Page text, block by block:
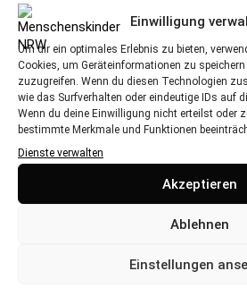
Einwilligung
Um dir ein optimales Erlebnis zu bieten,
Cookies, um Geräteinformationen zu
zuzugreifen. Wenn du diesen Technologien
wie das Surfverhalten oder eindeutige IDs auf
Wenn du deine Einwilligung nicht erteilst oder
bestimmte Merkmale und Funktionen
Dienste verwalten
Akzeptieren
Ablehnen
Einstellungen
KINDERHAUT
BLEIBT SIE
GEPFLEGT
Hautpflege für Kinder
Jahreszeit
MEHR AUS DEM BEREICH
Glutenintoleranz & Zöliakie: Wenn
Das erweiterte Neugeborenen-